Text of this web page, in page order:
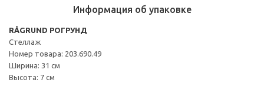
Информация об упаковке
RÅGRUND РОГРУНД
Стеллаж
Номер товара: 203.690.49
Ширина: 31 см
Высота: 7 см